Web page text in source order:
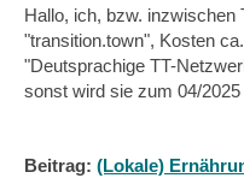
Hallo, ich, bzw.
"transition.town", Kosten
"Deutsprachige TT-
sonst wird sie zum 04/
Beitrag: (Lokale)